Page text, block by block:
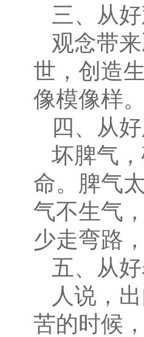
三、从
观念带
世，创造
像模像样
四、从
坏脾气
命。脾气
气不生气
少走弯路
五、从
人说，
苦的时候